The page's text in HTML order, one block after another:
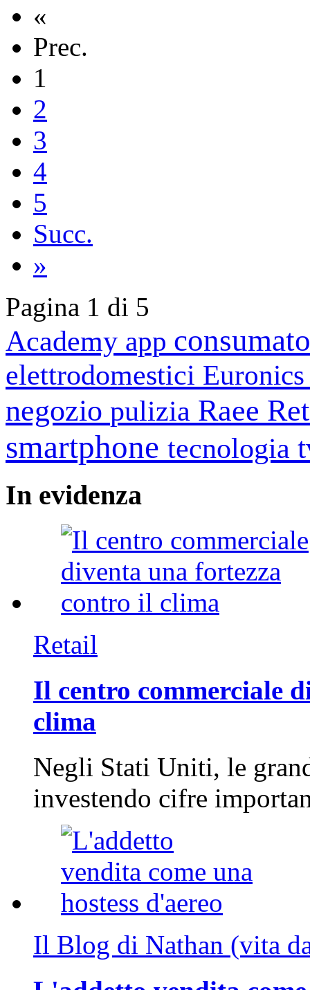
«
Prec.
1
2
3
4
5
Succ.
»
Pagina 1 di 5
Academy app
elettrodomestici
negozio pulizia Raee
smartphone tecnologia
In evidenza
Retail
Il centro commerciale
clima
Negli Stati Uniti, le
investendo cifre
Il Blog di Nathan (vita